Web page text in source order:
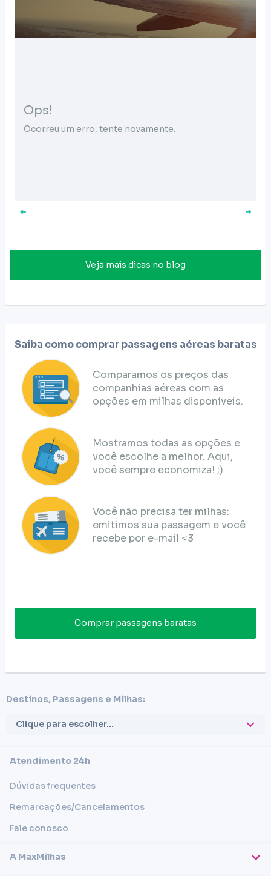
Ops!
Ocorreu um erro, tente novamente.
Veja mais dicas no blog
Saiba como comprar passagens aéreas baratas
Comparamos os preços das
companhias aéreas com as
opções em milhas disponíveis.
Mostramos todas as opções e
você escolhe a melhor. Aqui,
você sempre economiza! ;)
Você não precisa ter milhas:
emitimos sua passagem e você
recebe por e-mail <3
Comprar passagens baratas
Destinos, Passagens e Milhas:
Clique para escolher...
A MaxMilhas
Atendimento 24h
Dúvidas frequentes
Remarcações/Cancelamentos
Fale conosco